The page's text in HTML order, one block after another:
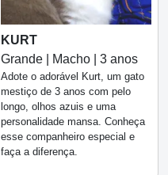
KURT
Grande | Macho | 3 anos
Adote o adorável Kurt, um gato
mestiço de 3 anos com pelo
longo, olhos azuis e uma
personalidade mansa. Conheça
esse companheiro especial e
faça a diferença.